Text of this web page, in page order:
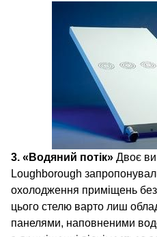
3. «Водяний потік» Двоє
Loughborough
охолодження приміщень
цього стелю варто лиш
панелями, наповненими